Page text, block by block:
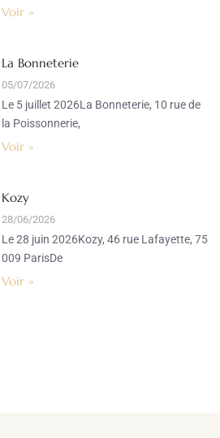
Voir »
La Bonneterie
05/07/2026
Le 5 juillet 2026La Bonneterie, 10 rue de
la Poissonnerie,
Voir »
Kozy
28/06/2026
Le 28 juin 2026Kozy, 46 rue Lafayette, 75
009 ParisDe
Voir »